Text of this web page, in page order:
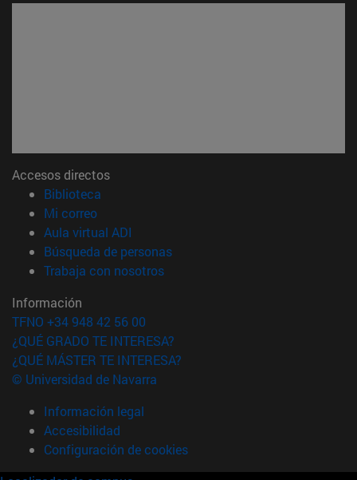
Accesos directos
Biblioteca
Mi correo(abre en nueva ventana)
Aula virtual ADI
Búsqueda de personas(abre en nueva ventana)
Trabaja con nosotros(abre en nueva ventana)
Información
TFNO +34 948 42 56 00
¿QUÉ GRADO TE INTERESA?
¿QUÉ MÁSTER TE INTERESA?
© Universidad de Navarra
Información legal
Accesibilidad
Configuración de cookies